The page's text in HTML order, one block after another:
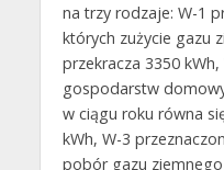
na trzy rodzaje: W-1
których zużycie gazu
przekracza 3350
gospodarstw
w ciągu roku równa
kWh, W-3
pobór gazu